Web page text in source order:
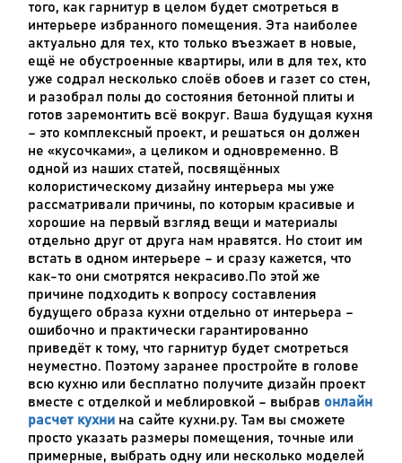
того, как гарнитур в целом будет смотреться в
интерьере избранного помещения. Эта наиболее
актуально для тех, кто только въезжает в новые,
ещё не обустроенные квартиры, или в для тех, кто
уже содрал несколько слоёв обоев и газет со стен,
и разобрал полы до состояния бетонной плиты и
готов заремонтить всё вокруг. Ваша будущая кухня
– это комплексный проект, и решаться он должен
не «кусочками», а целиком и одновременно. В
одной из наших статей, посвящённых
колористическому дизайну интерьера мы уже
рассматривали причины, по которым красивые и
хорошие на первый взгляд вещи и материалы
отдельно друг от друга нам нравятся. Но стоит им
встать в одном интерьере – и сразу кажется, что
как-то они смотрятся некрасиво.По этой же
причине подходить к вопросу составления
будущего образа кухни отдельно от интерьера –
ошибочно и практически гарантированно
приведёт к тому, что гарнитур будет смотреться
неуместно. Поэтому заранее простройте в голове
всю кухню или бесплатно получите дизайн проект
вместе с отделкой и меблировкой – выбрав онлайн
расчет кухни на сайте кухни.ру. Там вы сможете
просто указать размеры помещения, точные или
примерные, выбрать одну или несколько моделей